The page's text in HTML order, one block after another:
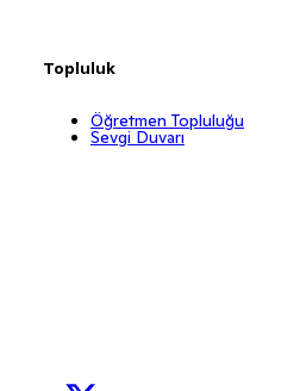
Topluluk
Öğretmen Topluluğu
Sevgi Duvarı